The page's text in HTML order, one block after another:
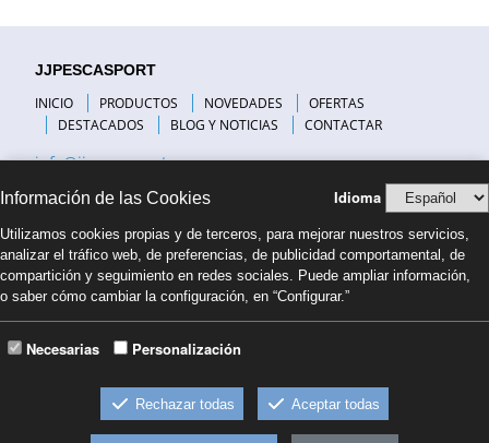
JJPESCASPORT
INICIO PRODUCTOS NOVEDADES
OFERTAS
DESTACADOS
BLOG Y NOTICIAS CONTACTAR
info@jjpescasport.com
VISITANOS
PREGUNTAS FRECUENTES
COMPAÑÍAS DE TRANSPORTE
FORMAS DE PAGO
NUESTRO BLOG
BLOG PESCA COSTA BRAVA
Información de las Cookies Idioma
Utilizamos cookies propias y de terceros, para mejorar nuestros servicios,
analizar el tráfico web, de preferencias, de publicidad comportamental, de
compartición y seguimiento en redes sociales. Puede ampliar información,
o saber cómo cambiar la configuración, en “Configurar.”
Necesarias Personalización
Rechazar todas Aceptar todas